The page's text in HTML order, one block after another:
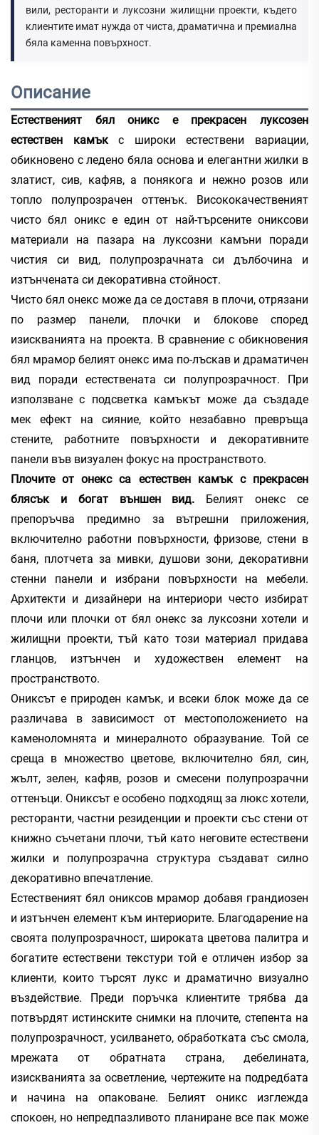
вили, ресторанти и луксозни жилищни проекти, където
клиентите имат нужда от чиста, драматична и премиална
бяла каменна повърхност.
Описание
Естественият бял оникс е прекрасен луксозен
естествен камъкс широки естествени вариации,
обикновено с ледено бяла основа и елегантни жилки в
златист, сив, кафяв, а понякога и нежно розов или
топло полупрозрачен оттенък. Висококачественият
чисто бял оникс е един от най-търсените ониксови
материали на пазара на луксозни камъни поради
чистия си вид, полупрозрачната си дълбочина и
изтънчената си декоративна стойност.
Чисто бял онекс може да се доставя в плочи, отрязани
по размер панели, плочки и блокове според
изискванията на проекта. В сравнение с обикновения
бял мрамор белият онекс има по-лъскав и драматичен
вид поради естествената си полупрозрачност. При
използване с подсветка камъкът може да създаде
мек ефект на сияние, който незабавно превръща
стените, работните повърхности и декоративните
панели във визуален фокус на пространството.
Плочите от онекс са естествен камък с прекрасен
блясък и богат външен вид. Белият онекс се
препоръчва предимно за вътрешни приложения,
включително работни повърхности, фризове, стени в
баня, плотчета за мивки, душови зони, декоративни
стенни панели и избрани повърхности на мебели.
Архитекти и дизайнери на интериори често избират
плочи или плочки от бял онекс за луксозни хотели и
жилищни проекти, тъй като този материал придава
гланцов, изтънчен и художествен елемент на
пространството.
Ониксът е природен камък, и всеки блок може да се
различава в зависимост от местоположението на
каменоломнята и минералното образувание. Той се
среща в множество цветове, включително бял, син,
жълт, зелен, кафяв, розов и смесени полупрозрачни
оттенъци. Ониксът е особено подходящ за люкс хотели,
ресторанти, частни резиденции и проекти със стени от
книжно съчетани плочи, тъй като неговите естествени
жилки и полупрозрачна структура създават силно
декоративно впечатление.
Естественият бял ониксов мрамор добавя грандиозен
и изтънчен елемент към интериорите. Благодарение на
своята полупрозрачност, широката цветова палитра и
богатите естествени текстури той е отличен избор за
клиенти, които търсят лукс и драматично визуално
въздействие. Преди поръчка клиентите трябва да
потвърдят истинските снимки на плочите, степента на
полупрозрачност, усилването, обработката със смола,
мрежата от обратната страна, дебелината,
изискванията за осветление, чертежите на подредбата
и начина на опаковане. Белият оникс изглежда
спокоен, но непредпазливото планиране все пак може